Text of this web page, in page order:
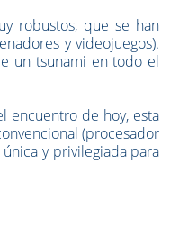
robustos, que se han
y videojuegos).
un tsunami en todo el
encuentro de hoy, esta
(procesador
y privilegiada para